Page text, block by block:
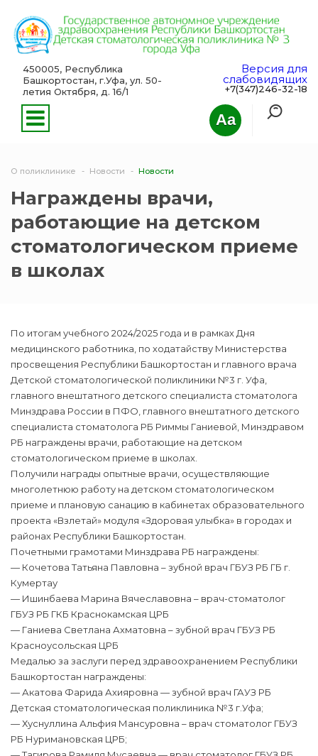
Aa
450005, Республика
Башкортостан, г.Уфа, ул. 50-
летия Октября, д. 16/1
Версия для
слабовидящих
+7(347)246-32-18
О поликлинике Новости Новости
Награждены врачи,
работающие на детском
стоматологическом приеме
в школах
По итогам учебного 2024/2025 года и в рамках Дня
медицинского работника, по ходатайству Министерства
просвещения Республики Башкортостан и главного врача
Детской стоматологической поликлиники №3 г. Уфа,
главного внештатного детского специалиста стоматолога
Минздрава России в ПФО, главного внештатного детского
специалиста стоматолога РБ Риммы Ганиевой, Минздравом
РБ награждены врачи, работающие на детском
стоматологическом приеме в школах.
Получили награды опытные врачи, осуществляющие
многолетнюю работу на детском стоматологическом
приеме и плановую санацию в кабинетах образовательного
проекта «Взлетай» модуля «Здоровая улыбка» в городах и
районах Республики Башкортостан.
Почетными грамотами Минздрава РБ награждены:
— Кочетова Татьяна Павловна – зубной врач ГБУЗ РБ ГБ г.
Кумертау
— Ишинбаева Марина Вячеславовна – врач-стоматолог
ГБУЗ РБ ГКБ Краснокамская ЦРБ
— Ганиева Светлана Ахматовна – зубной врач ГБУЗ РБ
Красноусольская ЦРБ
Медалью за заслуги перед здравоохранением Республики
Башкортостан награждены:
— Акатова Фарида Ахияровна — зубной врач ГАУЗ РБ
Детская стоматологическая поликлиника №3 г.Уфа;
— ⁠Хуснуллина Альфия Мансуровна – врач стоматолог ГБУЗ
РБ Нуримановская ЦРБ;